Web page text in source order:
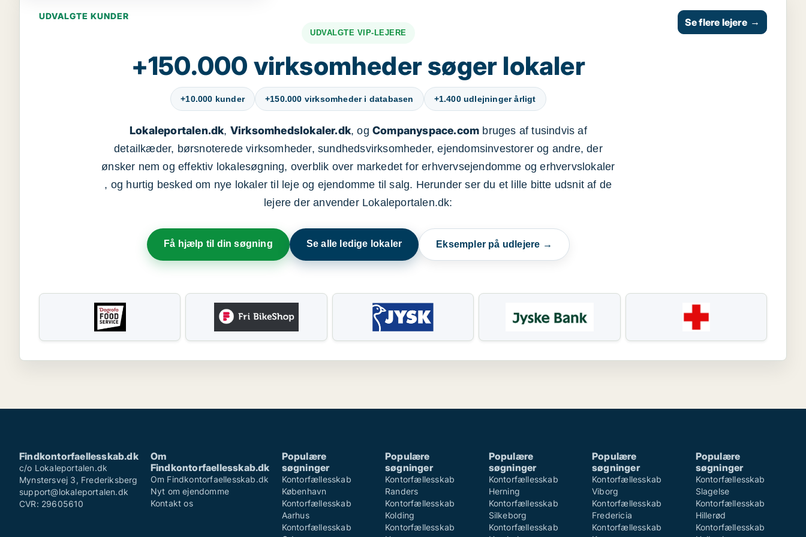
UDVALGTE KUNDER
UDVALGTE VIP-LEJERE
+150.000 virksomheder søger lokaler
+10.000 kunder +150.000 virksomheder i databasen +1.400 udlejninger årligt
Lokaleportalen.dk, Virksomhedslokaler.dk, og Companyspace.com bruges af tusindvis af
detailkæder, børsnoterede virksomheder, sundhedsvirksomheder, ejendomsinvestorer og andre, der
ønsker nem og effektiv lokalesøgning, overblik over markedet for erhvervsejendomme og erhvervslokaler
, og hurtig besked om nye lokaler til leje og ejendomme til salg. Herunder ser du et lille bitte udsnit af de
lejere der anvender Lokaleportalen.dk:
Få hjælp til din søgning Se alle ledige lokaler Eksempler på udlejere →
Se flere lejere →
Findkontorfaellesskab.dk
c/o Lokaleportalen.dk
Mynstersvej 3, Frederiksberg
support@lokaleportalen.dk
CVR: 29605610
Om
Findkontorfaellesskab.dk
Om Findkontorfaellesskab.dk
Nyt om ejendomme
Kontakt os
Populære
søgninger
Kontorfællesskab
København
Kontorfællesskab
Aarhus
Kontorfællesskab
Populære
søgninger
Kontorfællesskab
Randers
Kontorfællesskab
Kolding
Kontorfællesskab
Populære
søgninger
Kontorfællesskab
Herning
Kontorfællesskab
Silkeborg
Kontorfællesskab
Populære
søgninger
Kontorfællesskab
Viborg
Kontorfællesskab
Fredericia
Kontorfællesskab
Populære
søgninger
Kontorfællesskab
Slagelse
Kontorfællesskab
Hillerød
Kontorfællesskab